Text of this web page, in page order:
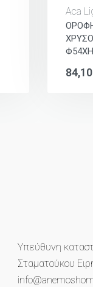
Aca
84,10
Υπεύθυνη
Σταματούκου